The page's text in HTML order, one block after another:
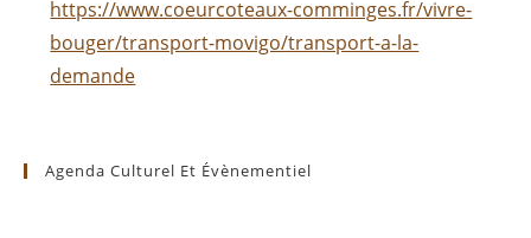
https://www.coeurcoteaux-comminges.fr/vivre-
bouger/transport-movigo/transport-a-la-
demande
Agenda Culturel Et Évènementiel